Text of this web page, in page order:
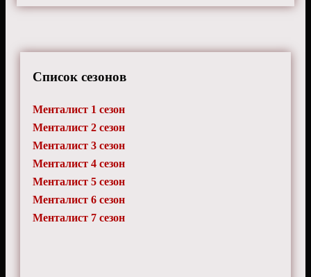
Список сезонов
Менталист 1 сезон
Менталист 2 сезон
Менталист 3 сезон
Менталист 4 сезон
Менталист 5 сезон
Менталист 6 сезон
Менталист 7 сезон